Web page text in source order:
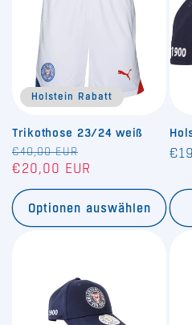
Holstein Rabatt
Trikothose 23/24 weiß
Normaler
Preis
€40,00 EUR
Verkaufspreis
€20,00 EUR
Optionen auswählen